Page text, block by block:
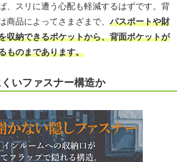
、スリに遭う心配も軽減するはずです。背
商品によってさまざまで、 パスポートや財
収納できるポケットから、背面ポケットが
ものまであります。
くいファスナー構造か